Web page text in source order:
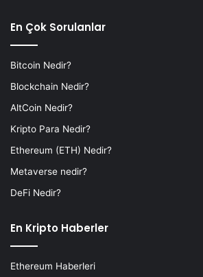
En Çok Sorulanlar
Bitcoin Nedir?
Blockchain Nedir?
AltCoin Nedir?
Kripto Para Nedir?
Ethereum (ETH) Nedir?
Metaverse nedir?
DeFi Nedir?
En Kripto Haberler
Ethereum Haberleri